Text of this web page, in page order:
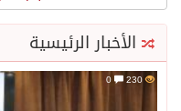
الأخبار الرئيسية
230